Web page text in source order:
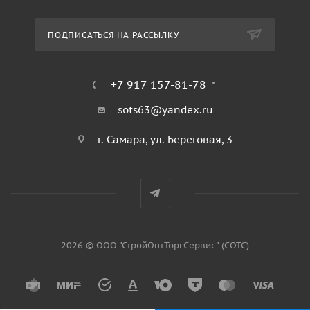
ПОДПИСАТЬСЯ НА РАССЫЛКУ
+7 917 157-81-78
sots63@yandex.ru
г. Самара, ул. Береговая, 3
2026 © ООО "СтройОптТоргСервис" (СОТС)